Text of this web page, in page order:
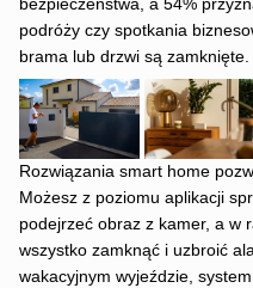
bezpieczeństwa, a 54%
podróży czy spotkania
brama lub drzwi są zamknięte.
Rozwiązania smart home
Możesz z poziomu aplikacji
podejrzeć obraz z kamer, a w
wszystko zamknąć i uzbroić
wakacyjnym wyjeździe,